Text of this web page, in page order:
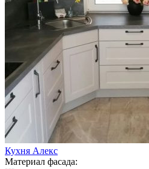
Кухня Алекс
Материал фасада: